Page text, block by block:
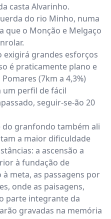
casta Alvarinho.
do rio Minho, numa
que o Monção e Melgaço
grandes esforços
é praticamente plano e
(7km a 4,3%)
um perfil de fácil
seguir-se-ão 20
granfondo também ali
a maior dificuldade
a ascensão a
à fundação de
meta, as passagens por
onde as paisagens,
parte integrante da
gravadas na memória